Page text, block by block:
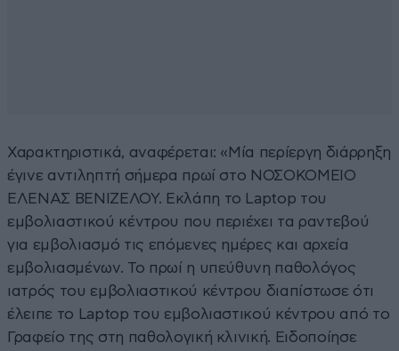
Χαρακτηριστικά, αναφέρεται: «Μία περίεργη διάρρηξη
έγινε αντιληπτή σήμερα πρωί στο ΝΟΣΟΚΟΜΕΙΟ
ΕΛΕΝΑΣ ΒΕΝΙΖΕΛΟΥ. Εκλάπη το Laptop του
εμβολιαστικού κέντρου που περιέχει τα ραντεβού
για εμβολιασμό τις επόμενες ημέρες και αρχεία
εμβολιασμένων. Το πρωί η υπεύθυνη παθολόγος
ιατρός του εμβολιαστικού κέντρου διαπίστωσε ότι
έλειπε το Laptop του εμβολιαστικού κέντρου από το
Γραφείο της στη παθολογική κλινική. Ειδοποίησε